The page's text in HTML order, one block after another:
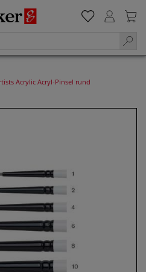
Acrylic Acryl-Pinsel rund